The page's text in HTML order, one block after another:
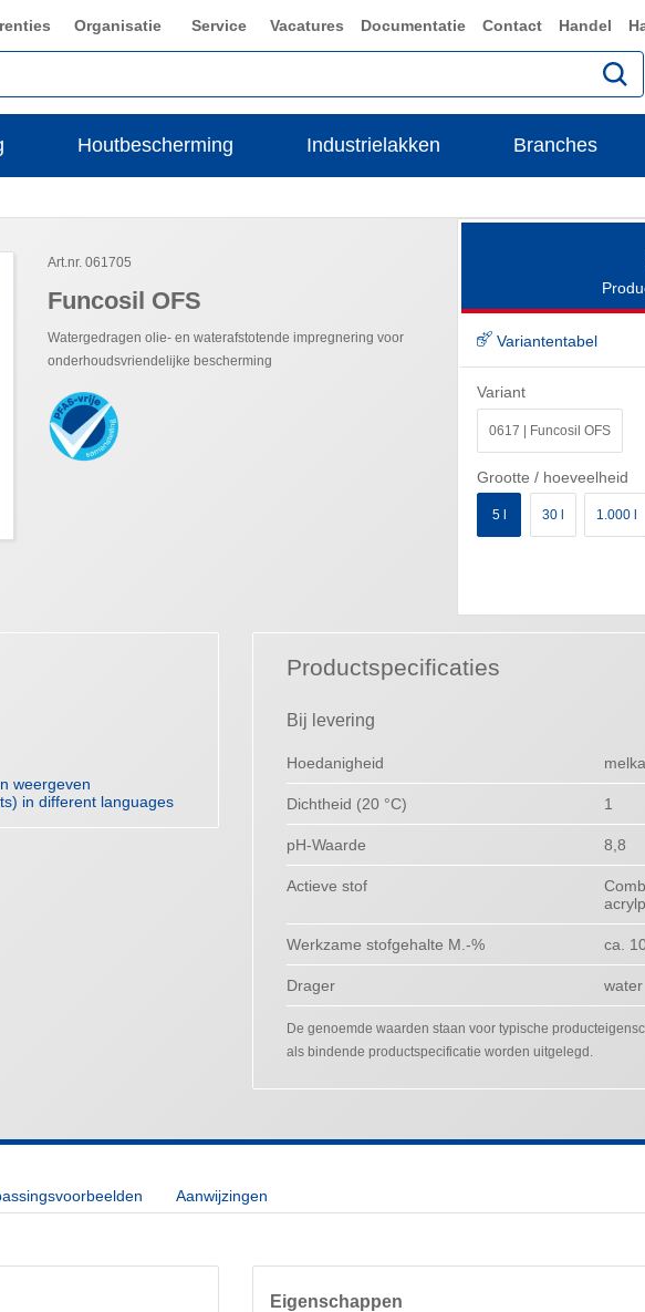
Organisatie Service Vacatures Documentatie Contact Handel
Houtbescherming Industrielakken Branches
Art.nr. 061705
Funcosil OFS
Watergedragen olie- en waterafstotende impregnering voor
onderhoudsvriendelijke bescherming
Variantentabel
Variant
0617 | Funcosil OFS
Grootte / hoeveelheid
5 l 30 l 1.000 l
weergeven
in different languages
Productspecificaties
Bij levering
Hoedanigheid
Dichtheid (20 °C) 1
pH-Waarde 8,8
Actieve stof
Werkzame stofgehalte M.-% ca.
Drager water
De genoemde waarden staan voor typische
als bindende productspecificatie worden uitgelegd.
Aanwijzingen
Eigenschappen